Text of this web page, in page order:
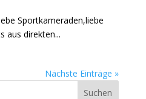
Sportkameraden,liebe
aus direkten...
Nächste Einträge »
Suchen